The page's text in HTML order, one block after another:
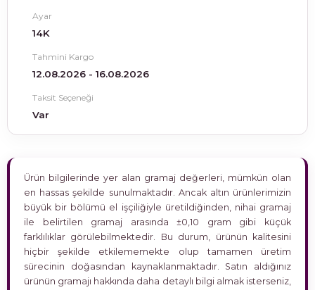
Ayar
14K
Tahmini Kargo
12.08.2026 - 16.08.2026
Taksit Seçeneği
Var
Ürün bilgilerinde yer alan gramaj değerleri, mümkün olan
en hassas şekilde sunulmaktadır. Ancak altın ürünlerimizin
büyük bir bölümü el işçiliğiyle üretildiğinden, nihai gramaj
ile belirtilen gramaj arasında ±0,10 gram gibi küçük
farklılıklar görülebilmektedir. Bu durum, ürünün kalitesini
hiçbir şekilde etkilememekte olup tamamen üretim
sürecinin doğasından kaynaklanmaktadır. Satın aldığınız
ürünün gramajı hakkında daha detaylı bilgi almak isterseniz,